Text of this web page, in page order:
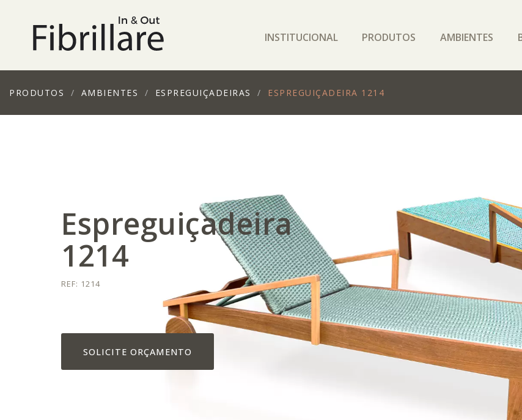
INSTITUCIONAL PRODUTOS AMBIENTES
PRODUTOS AMBIENTES ESPREGUIÇADEIRAS ESPREGUIÇADEIRA 1214
Espreguiçadeira
1214
REF: 1214
SOLICITE ORÇAMENTO